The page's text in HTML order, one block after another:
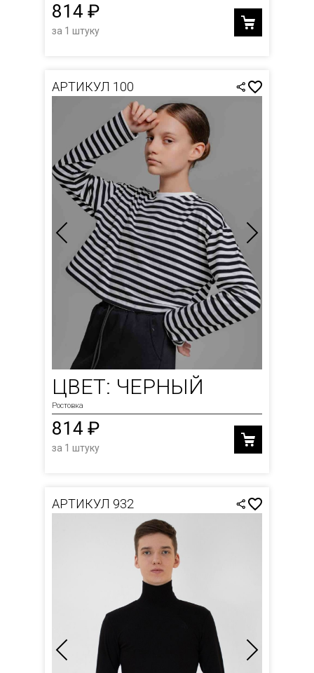
814 ₽
за 1 штуку
АРТИКУЛ 100
ЦВЕТ: ЧЕРНЫЙ
Ростовка
814 ₽
за 1 штуку
АРТИКУЛ 932